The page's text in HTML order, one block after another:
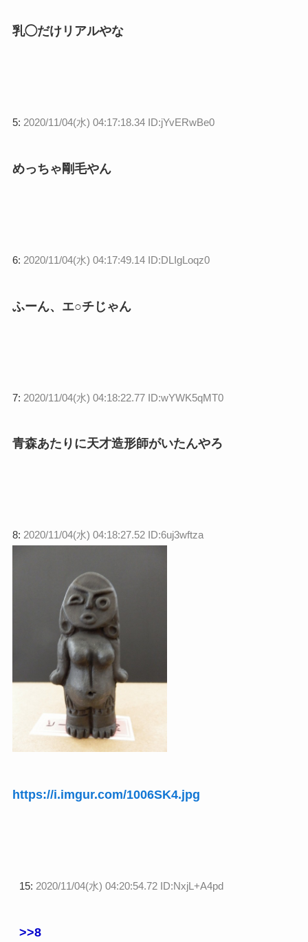
乳◯だけリアルやな
5: 2020/11/04(水) 04:17:18.34 ID:jYvERwBe0
めっちゃ剛毛やん
6: 2020/11/04(水) 04:17:49.14 ID:DLIgLoqz0
ふーん、エ○チじゃん
7: 2020/11/04(水) 04:18:22.77 ID:wYWK5qMT0
青森あたりに天才造形師がいたんやろ
8: 2020/11/04(水) 04:18:27.52 ID:6uj3wftza
https://i.imgur.com/1006SK4.jpg
15: 2020/11/04(水) 04:20:54.72 ID:NxjL+A4pd
>>8